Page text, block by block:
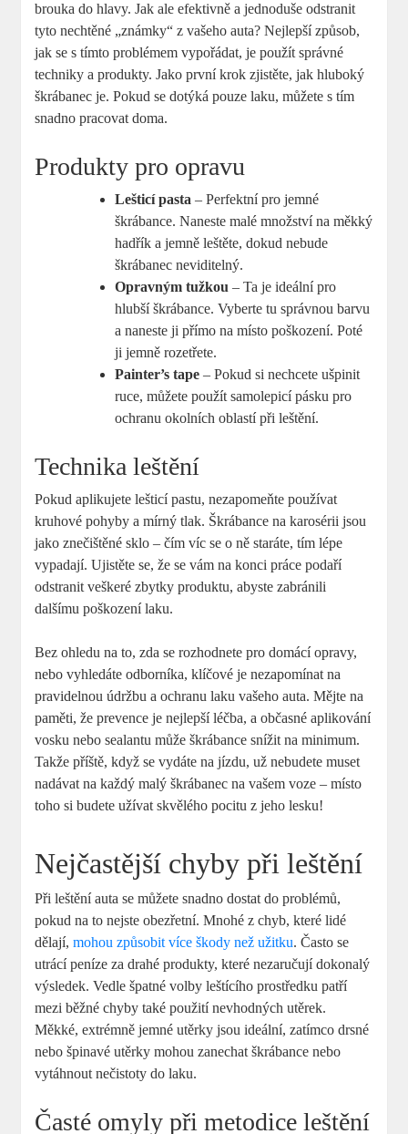
brouka do hlavy. Jak ale efektivně a jednoduše odstranit
tyto nechtěné „známky“ z vašeho auta? Nejlepší způsob,
jak se s tímto problémem vypořádat, je použít správné
techniky a produkty. Jako první krok zjistěte, jak hluboký
škrábanec je. Pokud se dotýká pouze laku, můžete s tím
snadno pracovat doma.
Produkty pro opravu
Lešticí pasta – Perfektní pro jemné
škrábance. Naneste malé množství na měkký
hadřík a jemně leštěte, dokud nebude
škrábanec neviditelný.
Opravným tužkou – Ta je ideální pro
hlubší škrábance. Vyberte tu správnou barvu
a naneste ji přímo na místo poškození. Poté
ji jemně rozetřete.
Painter’s tape – Pokud si nechcete ušpinit
ruce, můžete použít samolepicí pásku pro
ochranu okolních oblastí při leštění.
Technika leštění
Pokud aplikujete lešticí pastu, nezapomeňte používat
kruhové pohyby a mírný tlak. Škrábance na karosérii jsou
jako znečištěné sklo – čím víc se o ně staráte, tím lépe
vypadají. Ujistěte se, že se vám na konci práce podaří
odstranit veškeré zbytky produktu, abyste zabránili
dalšímu poškození laku.
Bez ohledu na to, zda se rozhodnete pro domácí opravy,
nebo vyhledáte odborníka, klíčové je nezapomínat na
pravidelnou údržbu a ochranu laku vašeho auta. Mějte na
paměti, že prevence je nejlepší léčba, a občasné aplikování
vosku nebo sealantu může škrábance snížit na minimum.
Takže příště, když se vydáte na jízdu, už nebudete muset
nadávat na každý malý škrábanec na vašem voze – místo
toho si budete užívat skvělého pocitu z jeho lesku!
Nejčastější chyby při leštění
Při leštění auta se můžete snadno dostat do problémů,
pokud na to nejste obezřetní. Mnohé z chyb, které lidé
dělají,mohou způsobit více škody než užitku. Často se
utrácí peníze za drahé produkty, které nezaručují dokonalý
výsledek. Vedle špatné volby leštícího prostředku patří
mezi běžné chyby také použití nevhodných utěrek.
Měkké, extrémně jemné utěrky jsou ideální, zatímco drsné
nebo špinavé utěrky mohou zanechat škrábance nebo
vytáhnout nečistoty do laku.
Časté omyly při metodice leštění